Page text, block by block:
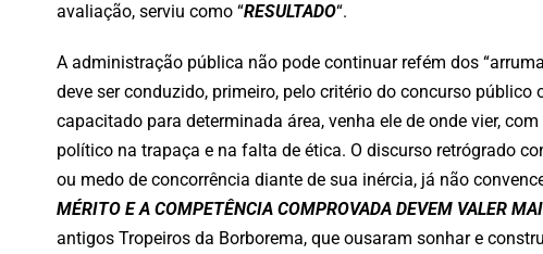
avaliação, serviu como “RESULTADO“.
A administração pública não pode continuar refém dos
deve ser conduzido, primeiro, pelo critério do concurso público
capacitado para determinada área, venha ele de onde vier,
político na trapaça e na falta de ética. O discurso retrógrado
ou medo de concorrência diante de sua inércia, já não
MÉRITO E A COMPETÊNCIA COMPROVADA DEVEM VALER
antigos Tropeiros da Borborema, que ousaram sonhar e